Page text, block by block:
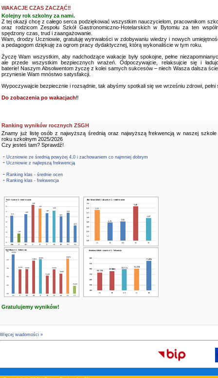
WAKACJE CZAS ZACZĄĆ‼️
Kolejny rok szkolny za nami.
Z tej okazji chcę z całego serca podziękować wszystkim nauczycielom, pracownikom
oraz rodzicom Zespołu Szkół Gastronomiczno-Hotelarskich w Bytomiu za ten
spędzony czas, trud i zaangażowanie.
Wam, drodzy Uczniowie, gratuluję wytrwałości w zdobywaniu wiedzy i nowych
a pedagogom dziękuję za ogrom pracy dydaktycznej, którą wykonaliście w tym roku.
Życzę Wam wszystkim, aby nadchodzące wakacje były spokojne, pełne
ale przede wszystkim bezpiecznych wrażeń. Odpoczywajcie, relaksujcie się i
baterie! Naszym Absolwentom życzę z kolei samych sukcesów – niech Wasza dalsza
przyniesie Wam mnóstwo satysfakcji.
Wypoczywajcie bezpiecznie i rozsądnie, tak abyśmy spotkali się we wrześniu zdrowi, pełni
Do zobaczenia po wakacjach‼️
Ranking wyników rocznych ZSGH
Znamy już listę osób z najwyższą średnią oraz najwyższą frekwencją w naszej szkole
roku szkolnym 2025/2026
Czy jesteś tam? Sprawdź!
- Uczniowie ze średnią powyżej 4,0 i zachowaniem co najmniej dobrym
- Uczniowie z najlepszą frekwencją
- Ranking klas - średnie ocen
- Ranking klas - frekwencja
Gratulujemy wyników!
Więcej wiadomości »